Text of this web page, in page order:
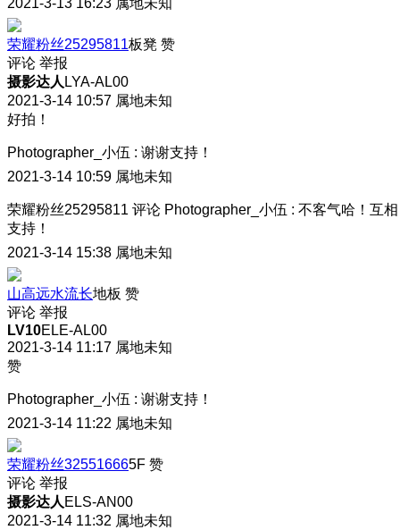
2021-3-13 16:23 属地未知
荣耀粉丝25295811板凳 赞
评论 举报
摄影达人 LYA-AL00
2021-3-14 10:57 属地未知
好拍！
Photographer_小伍 : 谢谢支持！
2021-3-14 10:59 属地未知
荣耀粉丝25295811 评论 Photographer_小伍 : 不客气哈！互相
支持！
2021-3-14 15:38 属地未知
山高远水流长地板 赞
评论 举报
LV10ELE-AL00
2021-3-14 11:17 属地未知
赞
Photographer_小伍 : 谢谢支持！
2021-3-14 11:22 属地未知
荣耀粉丝325516665F 赞
评论 举报
摄影达人 ELS-AN00
2021-3-14 11:32 属地未知